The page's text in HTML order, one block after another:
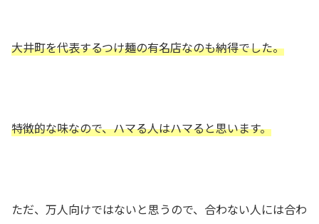
大井町を代表するつけ麺の有名店なのも納得でした。
特徴的な味なので、ハマる人はハマると思います。
ただ、万人向けではないと思うので、合わない人には合わ